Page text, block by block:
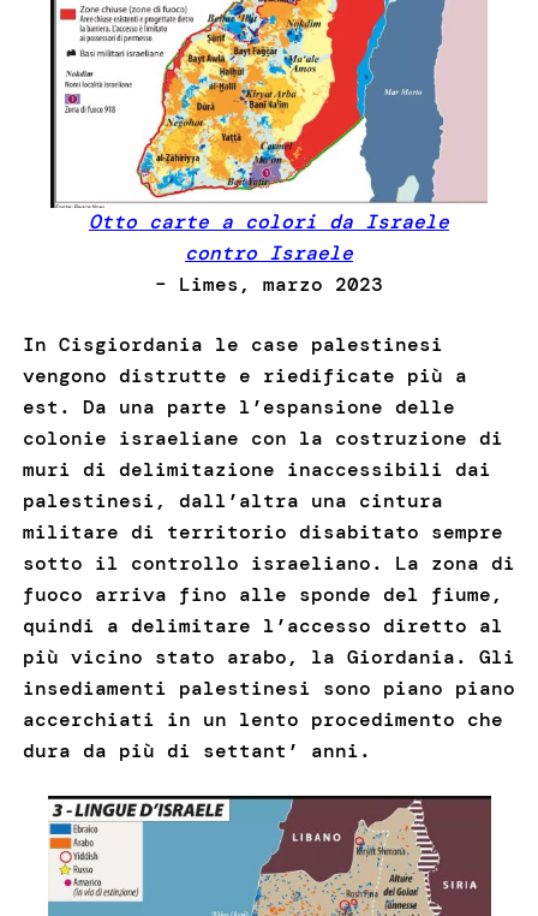
Otto carte a colori da Israele
contro Israele
– Limes, marzo 2023
In Cisgiordania le case palestinesi
vengono distrutte e riedificate più a
est. Da una parte l’espansione delle
colonie israeliane con la costruzione di
muri di delimitazione inaccessibili dai
palestinesi, dall’altra una cintura
militare di territorio disabitato sempre
sotto il controllo israeliano. La zona di
fuoco arriva fino alle sponde del fiume,
quindi a delimitare l’accesso diretto al
più vicino stato arabo, la Giordania. Gli
insediamenti palestinesi sono piano piano
accerchiati in un lento procedimento che
dura da più di settant’ anni.